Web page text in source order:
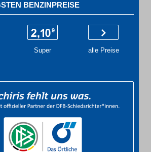
BENZINPREISE
Super alle Preise